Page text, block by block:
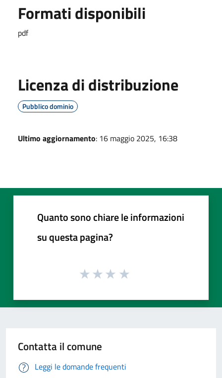
Formati disponibili
pdf
Licenza di distribuzione
Pubblico dominio
Ultimo aggiornamento: 16 maggio 2025, 16:38
Quanto sono chiare le informazioni
su questa pagina?
Contatta il comune
Leggi le domande frequenti